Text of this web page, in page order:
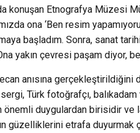
konuşan Etnografya Müzesi
ona ‘Ben resim
başladım. Sonra, sanat
yakın çevresi paşam
anısına
Türk fotoğrafçı,
duygulardan birisidir ve
güzelliklerini etrafa duyurmak